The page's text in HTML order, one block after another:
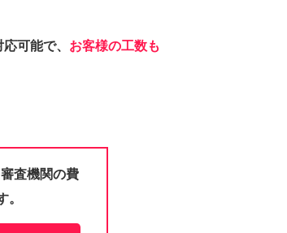
可能で、 お客様の工数も
査機関の費